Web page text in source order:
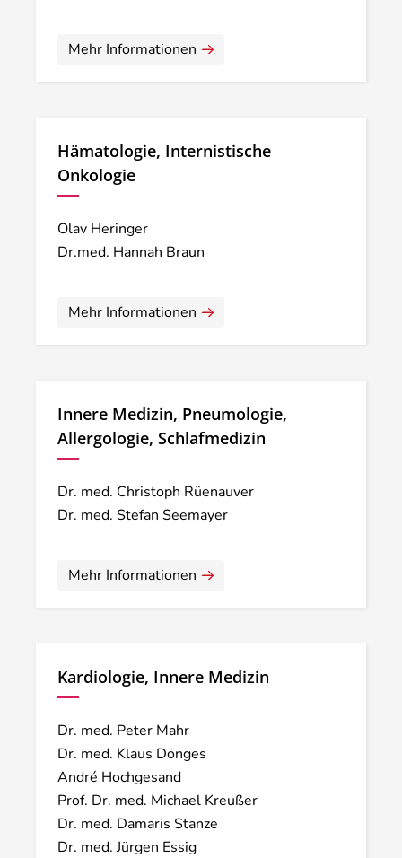
Mehr Informationen
Hämatologie, Internistische
Onkologie
Olav Heringer
Dr.med. Hannah Braun
Mehr Informationen
Innere Medizin, Pneumologie,
Allergologie, Schlafmedizin
Dr. med. Christoph Rüenauver
Dr. med. Stefan Seemayer
Mehr Informationen
Kardiologie, Innere Medizin
Dr. med. Peter Mahr
Dr. med. Klaus Dönges
André Hochgesand
Prof. Dr. med. Michael Kreußer
Dr. med. Damaris Stanze
Dr. med. Jürgen Essig